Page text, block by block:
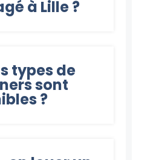
à Lille ?
types de
sont
?